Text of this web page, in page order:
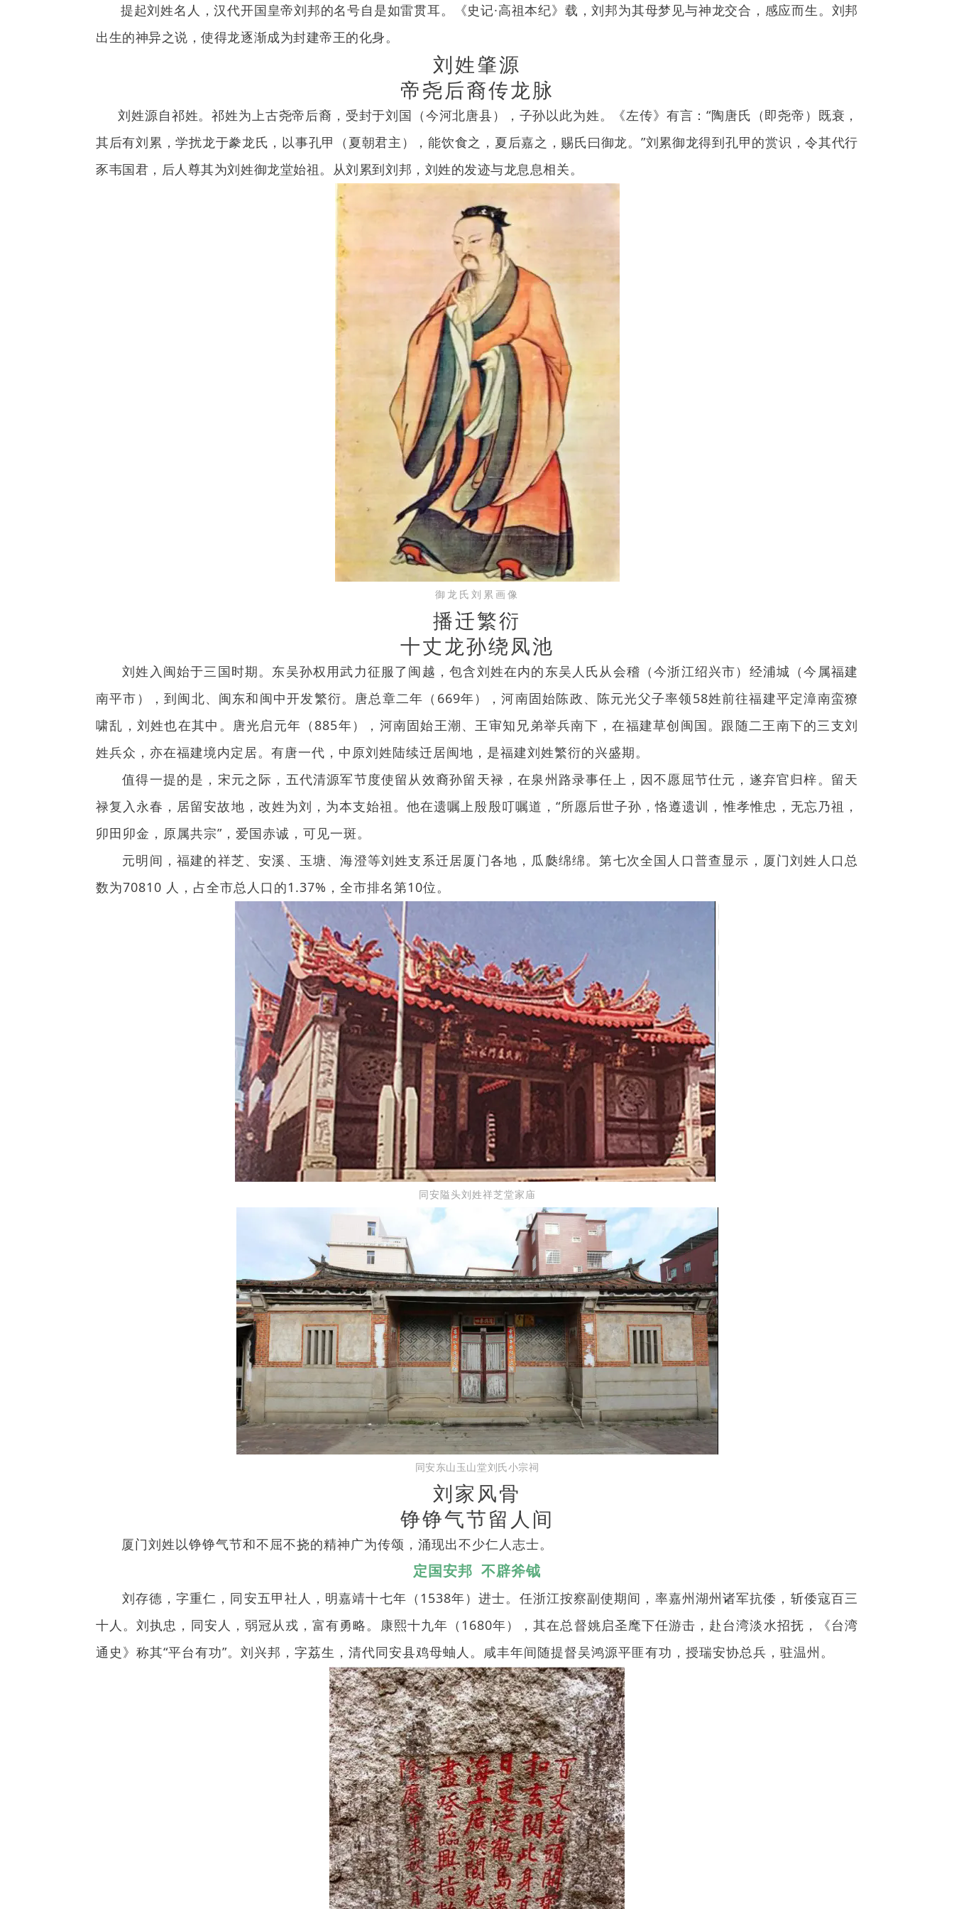
提起刘姓名人，汉代开国皇帝刘邦的名号自是如雷贯耳。《史记·高祖本纪》载，刘邦为其母梦见与神龙交合，感应而生。刘邦
出生的神异之说，使得龙逐渐成为封建帝王的化身。
刘姓肇源
帝尧后裔传龙脉
刘姓源自祁姓。祁姓为上古尧帝后裔，受封于刘国（今河北唐县），子孙以此为姓。《左传》有言：“陶唐氏（即尧帝）既衰，
其后有刘累，学扰龙于豢龙氏，以事孔甲（夏朝君主），能饮食之，夏后嘉之，赐氏曰御龙。”刘累御龙得到孔甲的赏识，令其代行
豕韦国君，后人尊其为刘姓御龙堂始祖。从刘累到刘邦，刘姓的发迹与龙息息相关。
御龙氏刘累画像
播迁繁衍
十丈龙孙绕凤池
刘姓入闽始于三国时期。东吴孙权用武力征服了闽越，包含刘姓在内的东吴人氏从会稽（今浙江绍兴市）经浦城（今属福建
南平市），到闽北、闽东和闽中开发繁衍。唐总章二年（669年），河南固始陈政、陈元光父子率领58姓前往福建平定漳南蛮獠
啸乱，刘姓也在其中。唐光启元年（885年），河南固始王潮、王审知兄弟举兵南下，在福建草创闽国。跟随二王南下的三支刘
姓兵众，亦在福建境内定居。有唐一代，中原刘姓陆续迁居闽地，是福建刘姓繁衍的兴盛期。
值得一提的是，宋元之际，五代清源军节度使留从效裔孙留天禄，在泉州路录事任上，因不愿屈节仕元，遂弃官归梓。留天
禄复入永春，居留安故地，改姓为刘，为本支始祖。他在遗嘱上殷殷叮嘱道，“所愿后世子孙，恪遵遗训，惟孝惟忠，无忘乃祖，
卯田卯金，原属共宗”，爱国赤诚，可见一斑。
元明间，福建的祥芝、安溪、玉塘、海澄等刘姓支系迁居厦门各地，瓜瓞绵绵。第七次全国人口普查显示，厦门刘姓人口总
数为70810 人，占全市总人口的1.37%，全市排名第10位。
同安隘头刘姓祥芝堂家庙
同安东山玉山堂刘氏小宗祠
刘家风骨
铮铮气节留人间
厦门刘姓以铮铮气节和不屈不挠的精神广为传颂，涌现出不少仁人志士。
定国安邦 不辟斧钺
刘存德，字重仁，同安五甲社人，明嘉靖十七年（1538年）进士。任浙江按察副使期间，率嘉州湖州诸军抗倭，斩倭寇百三
十人。刘执忠，同安人，弱冠从戎，富有勇略。康熙十九年（1680年），其在总督姚启圣麾下任游击，赴台湾淡水招抚，《台湾
通史》称其“平台有功”。刘兴邦，字荔生，清代同安县鸡母蚰人。咸丰年间随提督吴鸿源平匪有功，授瑞安协总兵，驻温州。